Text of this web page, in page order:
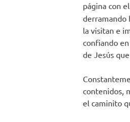
página con
derramando
la visitan e
confiando
de Jesús
contenidos,
el caminito